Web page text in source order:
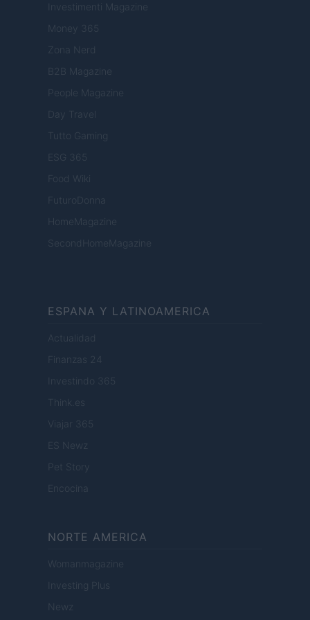
Investimenti Magazine
Money 365
Zona Nerd
B2B Magazine
People Magazine
Day Travel
Tutto Gaming
ESG 365
Food Wiki
FuturoDonna
HomeMagazine
SecondHomeMagazine
ESPANA Y LATINOAMERICA
Actualidad
Finanzas 24
Investindo 365
Think.es
Viajar 365
ES Newz
Pet Story
Encocina
NORTE AMERICA
Womanmagazine
Investing Plus
Newz